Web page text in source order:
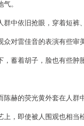
。
中依旧抢眼，穿着短裤
对雷佳音的表演有些审
蓄着胡子，脸也有些肿
赫的荧光黄外套在人群
，即使被人围观也相当